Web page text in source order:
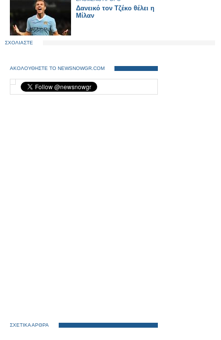
Δανεικό τον Τζέκο θέλει η
Μίλαν
ΣΧΟΛΙΑΣΤΕ
ΑΚΟΛΟΥΘΗΣΤΕ ΤΟ NEWSNOWGR.COM
ΣΧΕΤΙΚΑ ΑΡΘΡΑ